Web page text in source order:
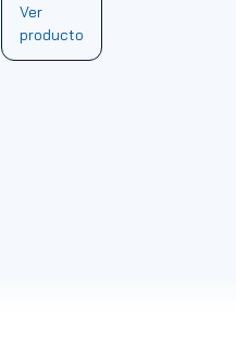
Ver
producto